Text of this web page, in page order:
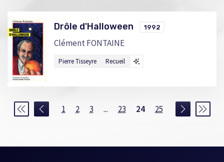
Drôle d'Halloween 1992
Clément FONTAINE
Pierre Tisseyre Recueil
1 2 3 ... 23 24 25